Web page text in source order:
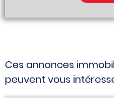
Ces annonces
peuvent vous